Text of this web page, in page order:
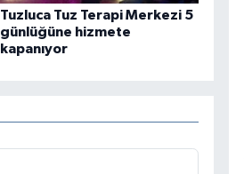
Tuzluca Tuz Terapi Merkezi 5
günlüğüne hizmete
kapanıyor